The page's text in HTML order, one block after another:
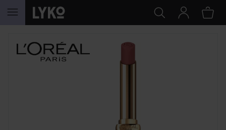
GÅ TIL INNHOLD
HOPP OVER SEKSJON